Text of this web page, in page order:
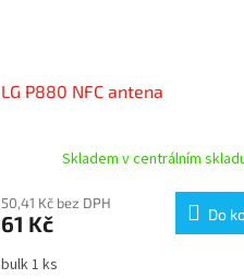
LG P880 NFC antena
Skladem v centrálním
50,41 Kč bez DPH
61 Kč Do
bulk 1 ks